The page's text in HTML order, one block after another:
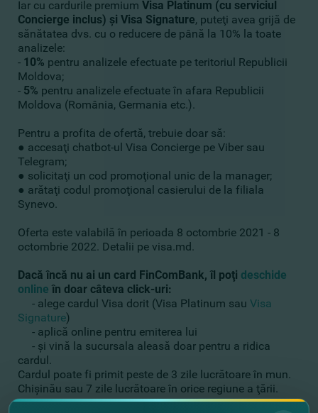
Iar cu cardurile premium Visa Platinum (cu serviciul
Concierge inclus) şi Visa Signature, puteţi avea grijă de
sănătatea dvs. cu o reducere de până la 10% la toate
analizele:
- 10% pentru analizele efectuate pe teritoriul Republicii
Moldova;
- 5% pentru analizele efectuate în afara Republicii
Moldova (România, Germania etc.).
Pentru a profita de ofertă, trebuie doar să:
● accesaţi chatbot-ul Visa Concierge pe Viber sau
Telegram;
● solicitaţi un cod promoţional unic de la manager;
● arătaţi codul promoţional casierului de la filiala
Synevo.
Oferta este valabilă în perioada 8 octombrie 2021 - 8
octombrie 2022. Detalii pe visa.md.
Dacă încă nu ai un card FinComBank, îl poţi deschide
online în doar câteva click-uri:
- alege cardul Visa dorit (Visa Platinum sau Visa
Signature)
- aplică online pentru emiterea lui
- şi vină la sucursala aleasă doar pentru a ridica
cardul.
Cardul poate fi primit peste de 3 zile lucrătoare în mun.
Chişinău sau 7 zile lucrătoare în orice regiune a ţării.